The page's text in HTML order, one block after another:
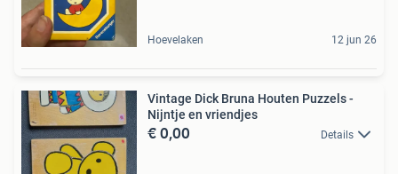
Hoevelaken 12 jun 26
Vintage Dick Bruna Houten Puzzels -
Nijntje en vriendjes
€ 0,00 Details